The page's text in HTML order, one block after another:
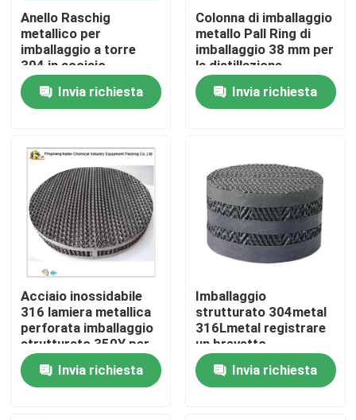
Casa.
Prodotti
Video
Su di noi
Visita alla fabbrica
Controllo della qualità
Contattaci
Chiedi un preventivo
Anello Raschig
metallico per
imballaggio a torre
304 in acciaio
inossidabile Anello
RaschigInvia richiesta
Colonna di imballaggio
metallo Pall Ring di
imballaggio 38 mm per
la distillazione
Invia richiesta
Acciaio inossidabile
316 lamiera metallica
perforata imballaggio
strutturato 350Y per
colonna di distillazione
Invia richiesta
Imballaggio
strutturato 304metal
316Lmetal registrare
un brevetto
Invia richiesta